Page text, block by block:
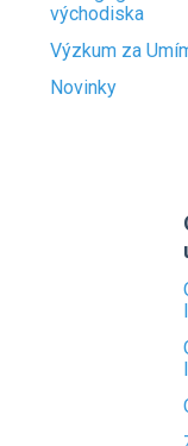
východiska
Výzkum za
Novinky